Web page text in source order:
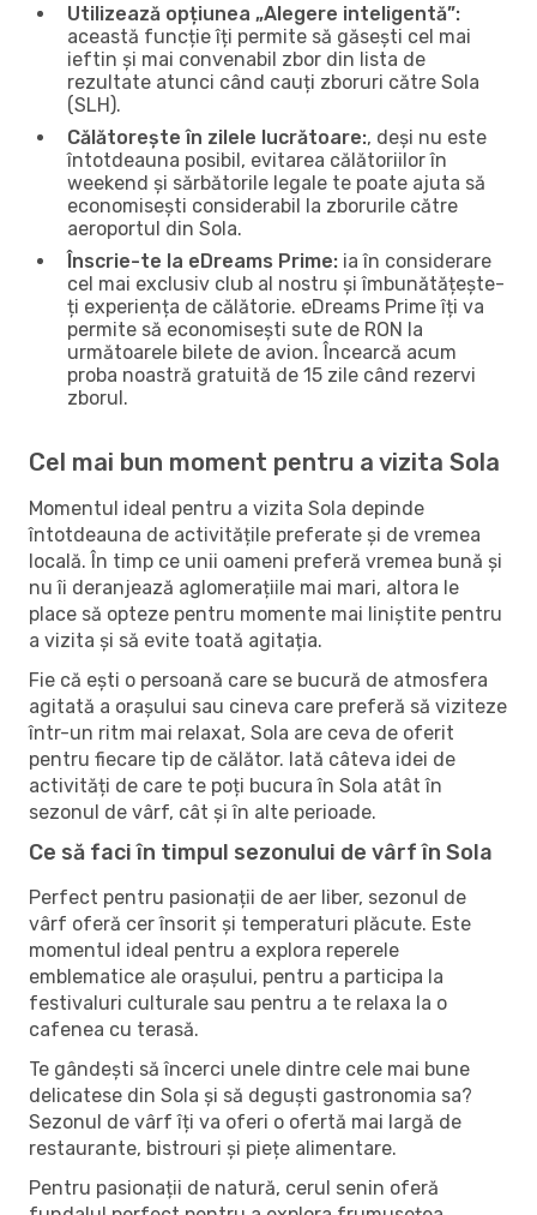
Utilizează opțiunea „Alegere inteligentă”:
această funcție îți permite să găsești cel mai
ieftin și mai convenabil zbor din lista de
rezultate atunci când cauți zboruri către Sola
(SLH).
Călătorește în zilele lucrătoare:, deși nu este
întotdeauna posibil, evitarea călătoriilor în
weekend și sărbătorile legale te poate ajuta să
economisești considerabil la zborurile către
aeroportul din Sola.
Înscrie-te la eDreams Prime: ia în considerare
cel mai exclusiv club al nostru și îmbunătățește-
ți experiența de călătorie. eDreams Prime îți va
permite să economisești sute de RON la
următoarele bilete de avion. Încearcă acum
proba noastră gratuită de 15 zile când rezervi
zborul.
Cel mai bun moment pentru a vizita Sola
Momentul ideal pentru a vizita Sola depinde
întotdeauna de activitățile preferate și de vremea
locală. În timp ce unii oameni preferă vremea bună și
nu îi deranjează aglomerațiile mai mari, altora le
place să opteze pentru momente mai liniștite pentru
a vizita și să evite toată agitația.
Fie că ești o persoană care se bucură de atmosfera
agitată a orașului sau cineva care preferă să viziteze
într-un ritm mai relaxat, Sola are ceva de oferit
pentru fiecare tip de călător. Iată câteva idei de
activități de care te poți bucura în Sola atât în ​​
sezonul de vârf, cât și în alte perioade.
Ce să faci în timpul sezonului de vârf în Sola
Perfect pentru pasionații de aer liber, sezonul de
vârf oferă cer însorit și temperaturi plăcute. Este
momentul ideal pentru a explora reperele
emblematice ale orașului, pentru a participa la
festivaluri culturale sau pentru a te relaxa la o
cafenea cu terasă.
Te gândești să încerci unele dintre cele mai bune
delicatese din Sola și să deguști gastronomia sa?
Sezonul de vârf îți va oferi o ofertă mai largă de
restaurante, bistrouri și piețe alimentare.
Pentru pasionații de natură, cerul senin oferă